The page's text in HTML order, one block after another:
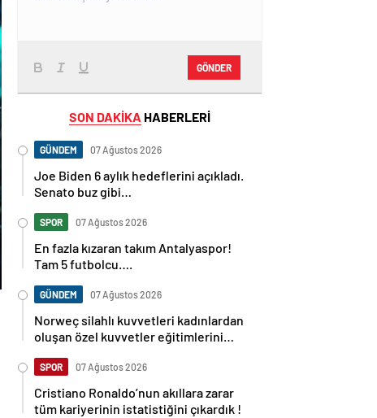
GÖNDER
SON DAKİKA HABERLERİ
GÜNDEM 07 Ağustos 2026
Joe Biden 6 aylık hedeflerini açıkladı.
Senato buz gibi…
SPOR 07 Ağustos 2026
En fazla kızaran takım Antalyaspor!
Tam 5 futbolcu….
GÜNDEM 07 Ağustos 2026
Norweç silahlı kuvvetleri kadınlardan
oluşan özel kuvvetler eğitimlerini
SPOR 07 Ağustos 2026
Cristiano Ronaldo’nun akıllara zarar
tüm kariyerinin istatistiğini çıkardık !